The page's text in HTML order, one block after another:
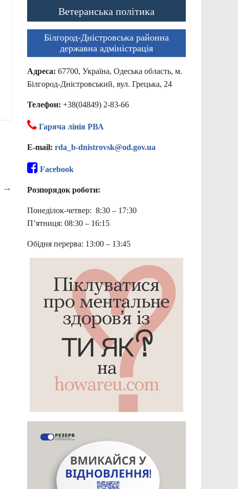
→
Ветеранська політика
Білгород-Дністровська районна
державна адміністрація
Адреса: 67700, Україна, Одеська область, м.
Білгород-Дністровський, вул. Грецька, 24
Телефон: +38(04849) 2-83-66
Гаряча лінія РВА
E-mail: rda_b-dnistrovsk@od.gov.ua
Facebook
Розпорядок роботи:
Понеділок-четвер: 8:30 – 17:30
П’ятниця: 08:30 – 16:15
Обідня перерва: 13:00 – 13:45